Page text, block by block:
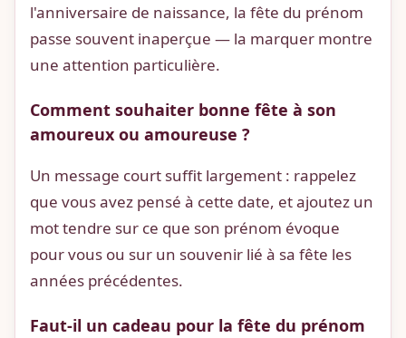
l'anniversaire de naissance, la fête du prénom
passe souvent inaperçue — la marquer montre
une attention particulière.
Comment souhaiter bonne fête à son
amoureux ou amoureuse ?
Un message court suffit largement : rappelez
que vous avez pensé à cette date, et ajoutez un
mot tendre sur ce que son prénom évoque
pour vous ou sur un souvenir lié à sa fête les
années précédentes.
Faut-il un cadeau pour la fête du prénom